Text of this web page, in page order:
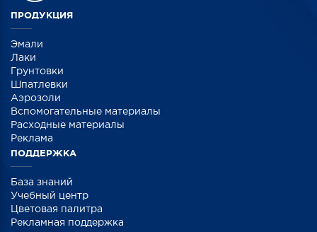
ПРОДУКЦИЯ
Эмали
Лаки
Грунтовки
Шпатлевки
Аэрозоли
Вспомогательные материалы
Расходные материалы
Реклама
ПОДДЕРЖКА
База знаний
Учебный центр
Цветовая палитра
Рекламная поддержка